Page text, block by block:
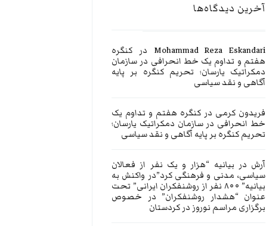
آخرین دیدگاه‌ها
Mohammad Reza Eskandari در کنگره
هفتم و تداوم یک خط انحرافی در سازمان
دمکراتیک یارسان؛ تحریم کنگره بر پایه
آگاهی و نقد سیاسی
فریدون کرمی در کنگره هفتم و تداوم یک
خط انحرافی در سازمان دمکراتیک یارسان؛
تحریم کنگره بر پایه آگاهی و نقد سیاسی
آرش در بیانیه “هزار و یک نفر از فعالان
سیاسی، مدنی و فرهنگی کرد”در واکنش به
بیانیه” ۸۰۰ نفر از روشنفکران ایرانی” تحت
عنوان “هشدار روشنفکران” در خصوص
برگزاری مراسم نوروز در کردستان